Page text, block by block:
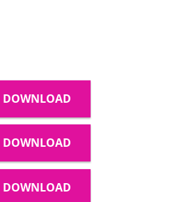
DOWNLOAD
DOWNLOAD
DOWNLOAD